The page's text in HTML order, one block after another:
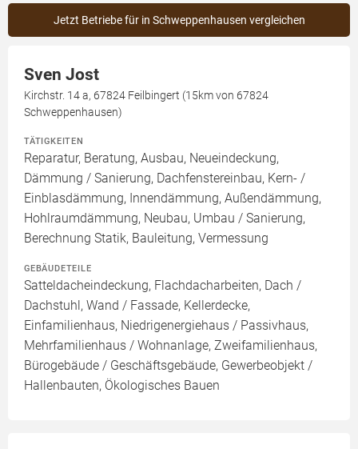
Jetzt Betriebe für in Schweppenhausen vergleichen
Sven Jost
Kirchstr. 14 a, 67824 Feilbingert (15km von 67824
Schweppenhausen)
TÄTIGKEITEN
Reparatur, Beratung, Ausbau, Neueindeckung,
Dämmung / Sanierung, Dachfenstereinbau, Kern- /
Einblasdämmung, Innendämmung, Außendämmung,
Hohlraumdämmung, Neubau, Umbau / Sanierung,
Berechnung Statik, Bauleitung, Vermessung
GEBÄUDETEILE
Satteldacheindeckung, Flachdacharbeiten, Dach /
Dachstuhl, Wand / Fassade, Kellerdecke,
Einfamilienhaus, Niedrigenergiehaus / Passivhaus,
Mehrfamilienhaus / Wohnanlage, Zweifamilienhaus,
Bürogebäude / Geschäftsgebäude, Gewerbeobjekt /
Hallenbauten, Ökologisches Bauen